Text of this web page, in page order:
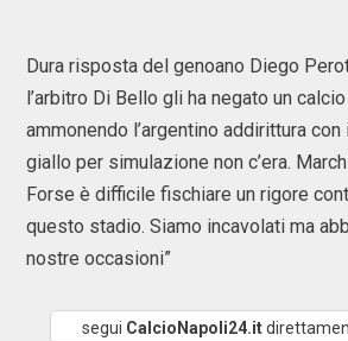
Dura risposta del genoano Diego
l’arbitro Di Bello gli ha negato un
ammonendo l’argentino addirittura con
giallo per simulazione non c’era.
Forse è difficile fischiare un rigore
questo stadio. Siamo incavolati ma
nostre occasioni”
segui CalcioNapoli24.it